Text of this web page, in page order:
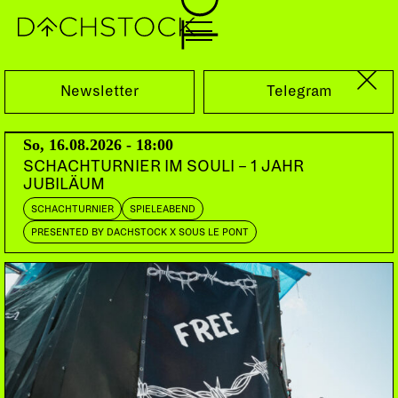
Sa, 28.01.2023
Newsletter Telegram
So, 16.08.2026 - 18:00
SCHACHTURNIER IM SOULI – 1 JAHR
JUBILÄUM
SCHACHTURNIER SPIELEABEND
PRESENTED BY DACHSTOCK X SOUS LE PONT